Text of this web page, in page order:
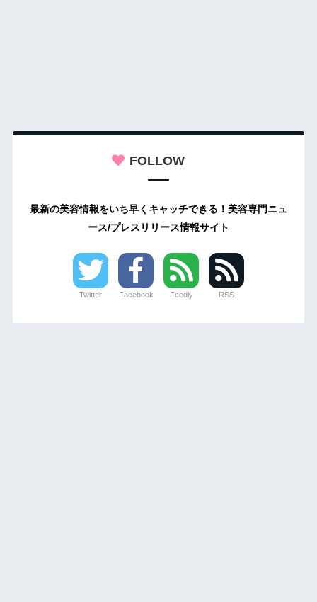
FOLLOW
最新の美容情報をいち早くキャッチできる！美容専門ニュ
ース/プレスリリース情報サイト
Twitter Facebook Feedly RSS